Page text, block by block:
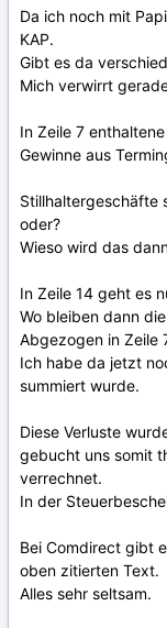
Da ich noch mit
KAP.
Gibt es da
Mich verwirrt
In Zeile 7
Gewinne aus
Stillhaltergeschäfte
oder?
Wieso wird das
In Zeile 14 geht es
Wo bleiben dann
Abgezogen in Zeile
Ich habe da jetzt
summiert wurde.
Diese Verluste
gebucht uns somit
verrechnet.
In der
Bei Comdirect gibt
oben zitierten Text.
Alles sehr seltsam.